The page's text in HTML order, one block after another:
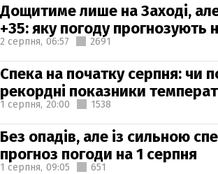
Дощитиме лише на Заході,
+35: яку погоду прогнозують
2 серпня, 06:57 2691
Спека на початку серпня: чи
рекордні показники
1 серпня, 20:00 1538
Без опадів, але із сильною
прогноз погоди на 1 серпня
1 серпня, 09:05 651